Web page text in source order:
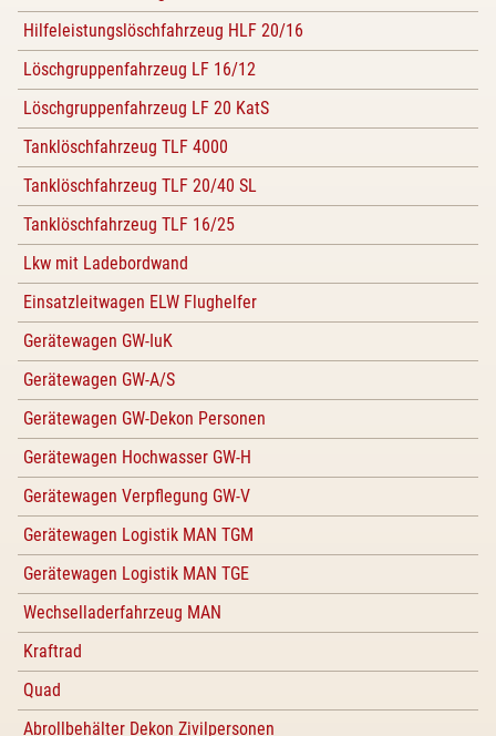
Hilfeleistungslöschfahrzeug HLF 20/16
Löschgruppenfahrzeug LF 16/12
Löschgruppenfahrzeug LF 20 KatS
Tanklöschfahrzeug TLF 4000
Tanklöschfahrzeug TLF 20/40 SL
Tanklöschfahrzeug TLF 16/25
Lkw mit Ladebordwand
Einsatzleitwagen ELW Flughelfer
Gerätewagen GW-IuK
Gerätewagen GW-A/S
Gerätewagen GW-Dekon Personen
Gerätewagen Hochwasser GW-H
Gerätewagen Verpflegung GW-V
Gerätewagen Logistik MAN TGM
Gerätewagen Logistik MAN TGE
Wechselladerfahrzeug MAN
Kraftrad
Quad
Abrollbehälter Dekon Zivilpersonen